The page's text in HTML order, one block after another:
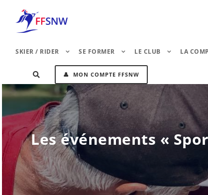
SKIER / RIDER SE FORMER LE CLUB LA
👤 MON COMPTE FFSNW
Les événements «